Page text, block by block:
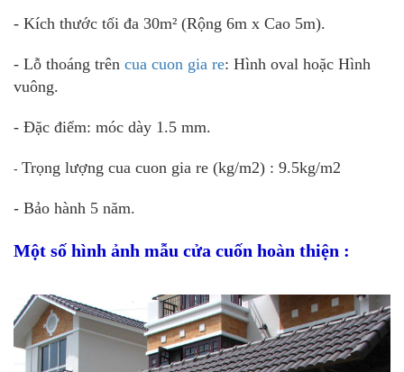
- Kích thước tối đa 30m² (Rộng 6m x Cao 5m).
- Lỗ thoáng trên cua cuon gia re: Hình oval hoặc Hình
vuông.
- Đặc điểm: móc dày 1.5 mm.
- Trọng lượng cua cuon gia re (kg/m2) : 9.5kg/m2
- Bảo hành 5 năm.
Một số hình ảnh mẫu cửa cuốn hoàn thiện :